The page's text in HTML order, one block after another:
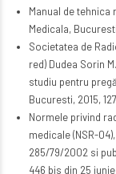
Manual de tehnica
Medicala, Bucuresti
Societatea de
red) Dudea Sorin
studiu pentru
Bucuresti, 2015,
Normele privind
medicale (NSR-
285/79/2002 si
446 bis din 25